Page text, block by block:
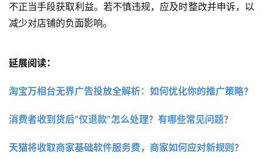
不正当手段获取利益。若不慎违规，应及时整改并申诉，以
减少对店铺的负面影响。
延展阅读：
消费者收到货后“仅退款”怎么处理？有哪些常见问题？
天猫将收取商家基础软件服务费，商家如何应对新规则？